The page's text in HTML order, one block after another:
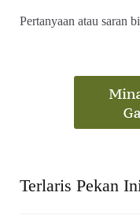
Pertanyaan atau saran
Terlaris Pekan